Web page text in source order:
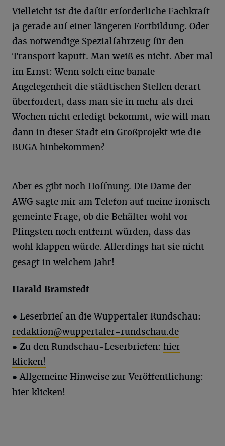
Vielleicht ist die dafür erforderliche Fachkraft
ja gerade auf einer längeren Fortbildung. Oder
das notwendige Spezialfahrzeug für den
Transport kaputt. Man weiß es nicht. Aber mal
im Ernst: Wenn solch eine banale
Angelegenheit die städtischen Stellen derart
überfordert, dass man sie in mehr als drei
Wochen nicht erledigt bekommt, wie will man
dann in dieser Stadt ein Großprojekt wie die
BUGA hinbekommen?
Aber es gibt noch Hoffnung. Die Dame der
AWG sagte mir am Telefon auf meine ironisch
gemeinte Frage, ob die Behälter wohl vor
Pfingsten noch entfernt würden, dass das
wohl klappen würde. Allerdings hat sie nicht
gesagt in welchem Jahr!
Harald Bramstedt
● Leserbrief an die Wuppertaler Rundschau:
redaktion@wuppertaler-rundschau.de
● Zu den Rundschau-Leserbriefen: hier
klicken!
● Allgemeine Hinweise zur Veröffentlichung:
hier klicken!